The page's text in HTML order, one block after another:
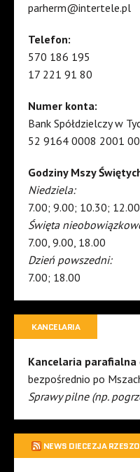
parherm@intertele.pl
Telefon:
570 186 195
17 221 91 80
Numer konta:
Bank Spółdzielczy w
52 9164 0008 2001
Godziny Mszy
Niedziela:
7.00; 9.00; 10.30;
Święta
7.00, 9.00, 18.00
Dzień powszedni:
7.00; 18.00
KANCELARIA
Kancelaria parafialna
bezpośrednio po
Sprawy pilne (np.
NEWS DIECEZJA